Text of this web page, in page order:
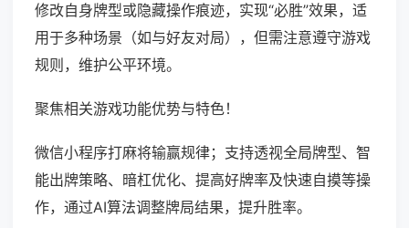
修改自身牌型或隐藏操作痕迹，实现“必胜”效果，适
用于多种场景（如与好友对局），但需注意遵守游戏
规则，维护公平环境。
聚焦相关游戏功能优势与特色！
微信小程序打麻将输赢规律；支持透视全局牌型、智
能出牌策略、暗杠优化、提高好牌率及快速自摸等操
作，通过AI算法调整牌局结果，提升胜率。